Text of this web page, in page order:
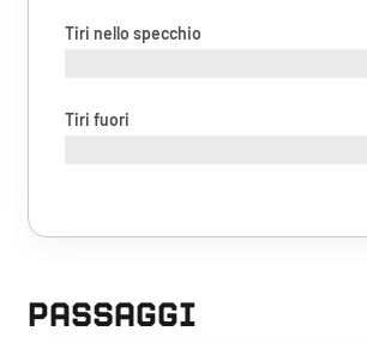
Tiri nello specchio
Tiri fuori
PASSAGGI